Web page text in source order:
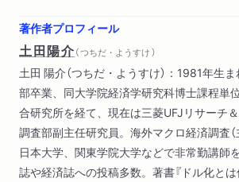
著作者プロフィール
土田陽介（ つちだ・ようすけ ）
土田 陽介（つちだ・ようすけ）：1981年生
部卒業、同大学院経済学研究科博士課程単
合研究所を経て、現在は三菱UFJリサーチ
調査部副主任研究員。海外マクロ経済調査（
日本大学、関東学院大学などで非常勤講師
誌や経済誌への投稿多数。著書『ドル化とは